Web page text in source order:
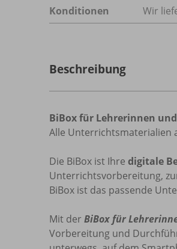
Konditionen
Wir
Beschreibung
BiBox für Lehrerinnen
Alle Unterrichtsmaterialien
Die BiBox ist Ihre digitale
Unterrichtsvorbereitung,
BiBox ist das passende
Mit der BiBox für
Vorbereitung und